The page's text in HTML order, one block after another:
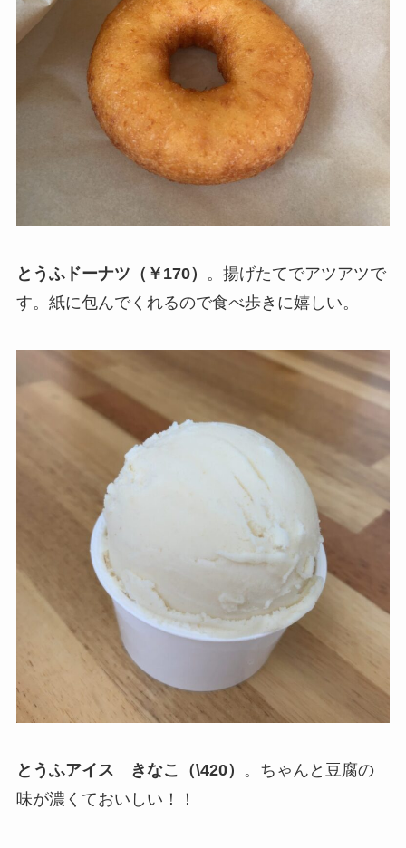
とうふドーナツ（￥170）
。揚げたてでアツアツで
す。紙に包んでくれるので食べ歩きに嬉しい。
とうふアイス きなこ（\420）
。ちゃんと豆腐の
味が濃くておいしい！！